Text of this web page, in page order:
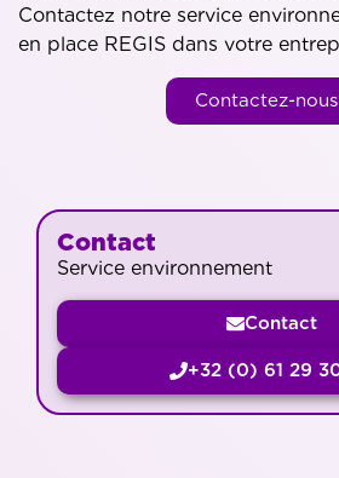
Contactez notre service
en place REGIS dans votre
Contactez-
Contact
Service environnement
Contact
+32 (0) 61 29